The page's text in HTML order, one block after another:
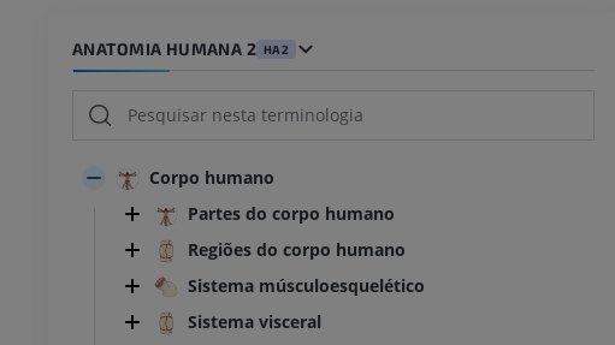
ANATOMIA HUMANA 2 HA2
Corpo humano
Partes do corpo humano
Regiões do corpo humano
Sistema músculoesquelético
Sistema visceral